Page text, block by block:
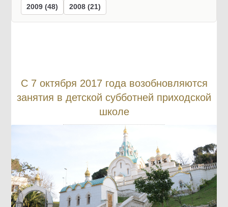
2009 (48)
2008 (21)
C 7 октября 2017 года возобновляются
занятия в детской субботней приходской
школе